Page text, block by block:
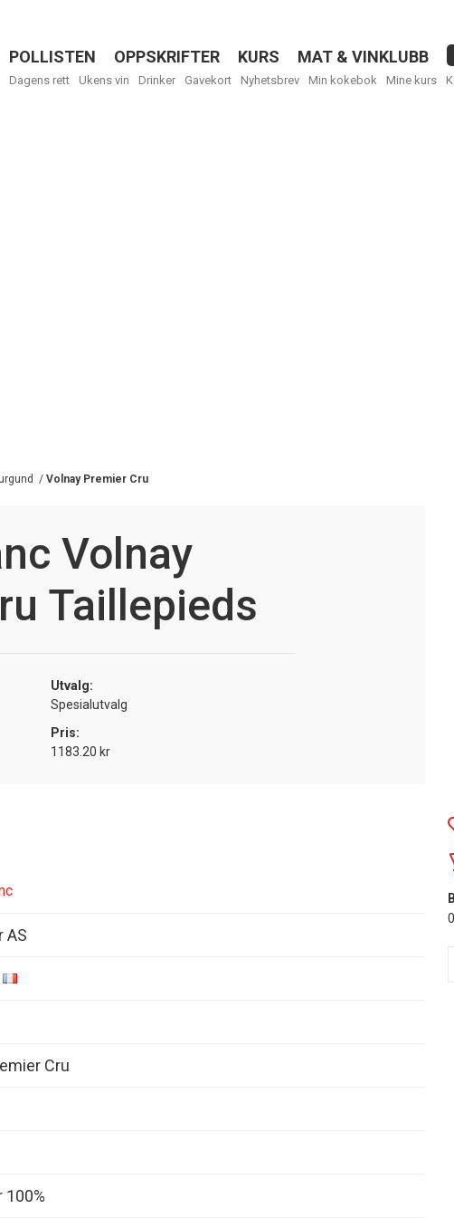
Menu
POLLISTEN OPPSKRIFTER KURS MAT & VINKLUBB
Dagens rett Ukens vin Drinker Gavekort Nyhetsbrev Min kokebok Mine kurs
/ Volnay Premier Cru
Volnay
Taillepieds
Utvalg:
Spesialutvalg
Pris:
1183.20 kr
AS
Cru
100%